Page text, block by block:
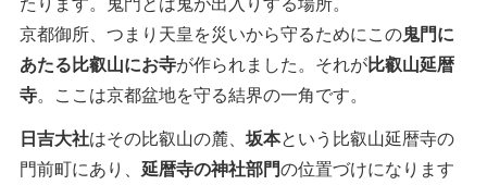
京都御所、つまり天皇を災いから守るためにこの鬼門に
あたる比叡山にお寺が作られました。それが比叡山延暦
寺。ここは京都盆地を守る結界の一角です。
日吉大社はその比叡山の麓、 坂本という比叡山延暦寺の
門前町にあり、 延暦寺の神社部門の位置づけになります